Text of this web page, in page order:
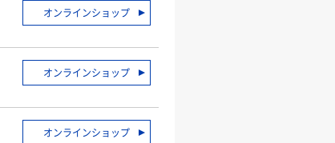
オンラインショップ
オンラインショップ
オンラインショップ